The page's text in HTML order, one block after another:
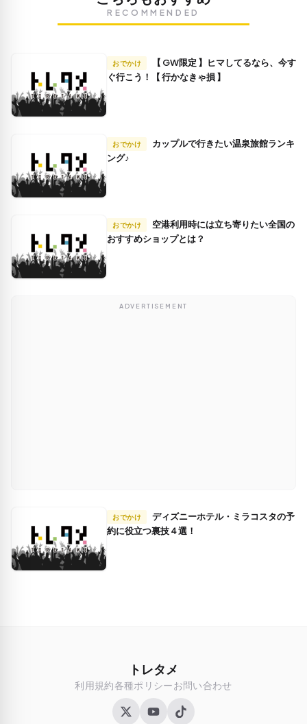
RECOMMENDED
おでかけ
ぐ行こう！【 行かなきゃ損 】
おでかけ
ング♪
おでかけ
おすすめショップとは？
ADVERTISEMENT
おでかけ
約に役立つ裏技４選！
トレタメ
利用規約各種ポリシーお問い合わせ